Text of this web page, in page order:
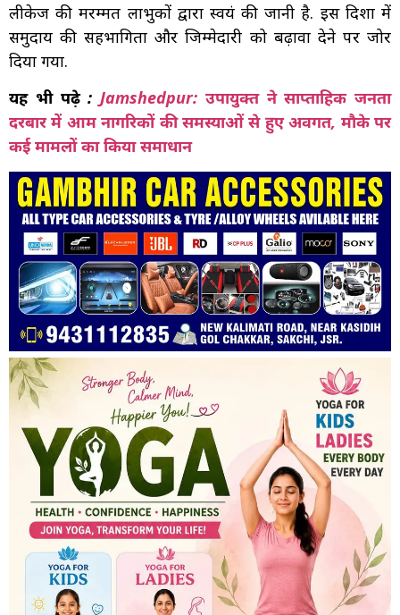
लीकेज की मरम्मत लाभुकों द्वारा स्वयं की जानी है. इस दिशा में
समुदाय की सहभागिता और जिम्मेदारी को बढ़ावा देने पर जोर
दिया गया.
यह भी पढ़े : Jamshedpur: उपायुक्त ने साप्ताहिक जनता
दरबार में आम नागरिकों की समस्याओं से हुए अवगत, मौके पर
कई मामलों का किया समाधान